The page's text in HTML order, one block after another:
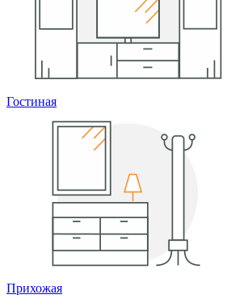
Гостиная
Прихожая